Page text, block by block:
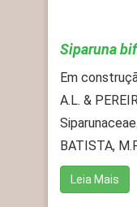
Siparuna
Em
A.L. &
BATISTA,
Leia Mais